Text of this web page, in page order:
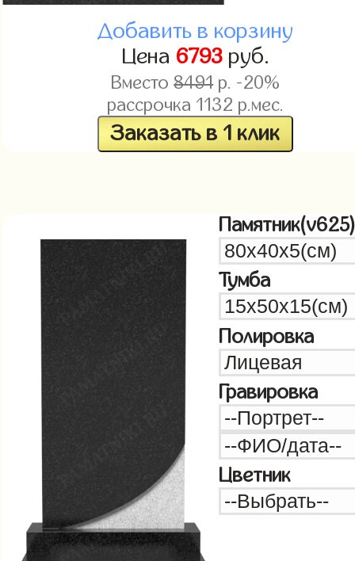
Добавить в корзину
Цена 6793руб.
Вместо8491р. -20%
рассрочка 1132 р.мес.
Заказать в 1 клик
Памятник(v625)
Тумба
Полировка
Гравировка
Цветник